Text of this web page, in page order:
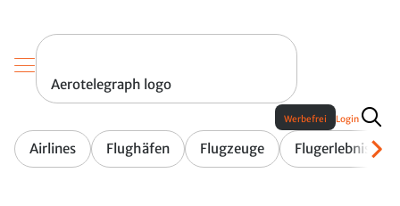
Aerotelegraph logo
Airlines Flughäfen Flugzeuge Flugerlebnis
Werbefrei Login